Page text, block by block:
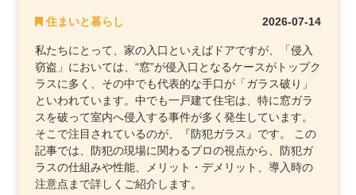
住まいと暮らし 2026-07-14
私たちにとって、家の入口といえばドアですが、「侵入
窃盗」においては、“窓”が侵入口となるケースがトップク
ラスに多く、その中でも代表的な手口が「ガラス破り」
といわれています。中でも一戸建て住宅は、特に窓ガラ
スを破って室内へ侵入する事件が多く発生しています。
そこで注目されているのが、『防犯ガラス』です。 この
記事では、防犯の現場に関わるプロの視点から、防犯ガ
ラスの仕組みや性能、メリット・デメリット、導入時の
注意点まで詳しくご紹介します。